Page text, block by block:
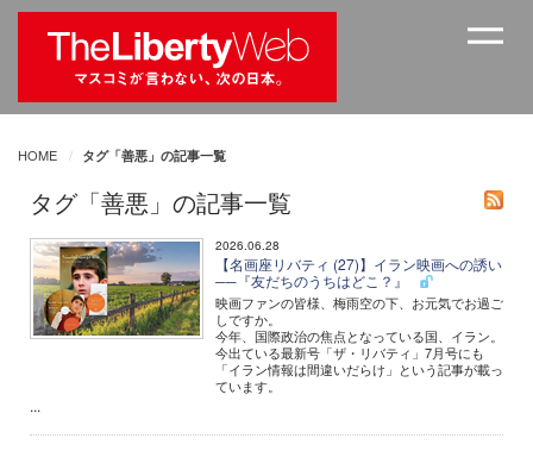
HOME タグ「善悪」の記事一覧
タグ「善悪」の記事一覧
2026.06.28
【名画座リバティ (27)】イラン映画への誘い
──『友だちのうちはどこ？』
映画ファンの皆様、梅雨空の下、お元気でお過ご
しですか。
今年、国際政治の焦点となっている国、イラン。
今出ている最新号「ザ・リバティ」7月号にも
「イラン情報は間違いだらけ」という記事が載っ
ています。
...